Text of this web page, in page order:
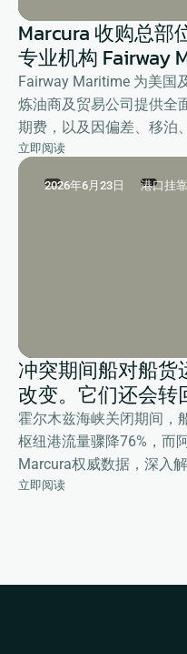
Marcura 收购总部
专业机构 Fairway
Fairway Maritime 为美国
炼油商及贸易公司提供全
期费，以及因偏差、移泊
全面提升客户的整体运营
立即阅读
2026年6月23日 港口挂
冲突期间船对船货
改变。它们还会转
霍尔木兹海峡关闭期间，
枢纽港流量骤降76%，而
Marcura权威数据，深入
立即阅读